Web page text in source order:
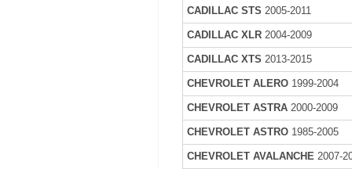
CADILLAC STS2005-2011
CADILLAC XLR2004-2009
CADILLAC XTS 2013-2015
CHEVROLET ALERO 1999-2004
CHEVROLET ASTRA2000-2009
CHEVROLET ASTRO 1985-2005
CHEVROLET AVALANCHE2007-